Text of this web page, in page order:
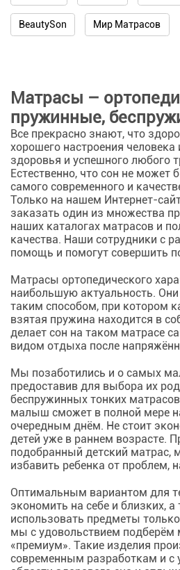
BeautySon Мир Матрасов
Матрасы –
пружинные,
Все прекрасно знают, что
хорошего настроения человека
здоровья и успешного любого
Естественно, что сон не
самого современного и
Только на нашем Интернет-
заказать один из множества
наших каталогах матрасов и
качества. Наши сотрудники с
помощь и помогут совершить
Матрасы ортопедического
наибольшую актуальность.
таким способом, при котором
взятая пружина находится в
делает сон на таком матрасе
видом отдыха после
Мы позаботились и о самых
предоставив для выбора их
беспружинных тонких
малыш сможет в полной мере
очередным днём. Не стоит
детей уже в раннем возрасте.
подобранный детский матрас,
избавить ребенка от проблем,
Оптимальным вариантом для
экономить на себе и близких,
использовать предметы
мы с удовольствием подберём
«премиум». Такие изделия
современным разработкам и с